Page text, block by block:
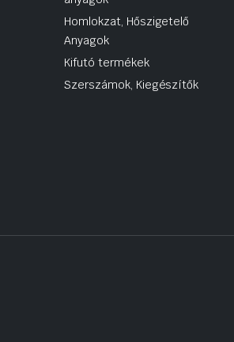
Homlokzat, Hőszigetelő
Anyagok
Kifutó termékek
Szerszámok, Kiegészítők